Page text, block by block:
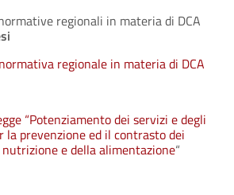
regionali in materia di DCA
regionale in materia di DCA
“Potenziamento dei servizi e degli
prevenzione ed il contrasto dei
e della alimentazione“